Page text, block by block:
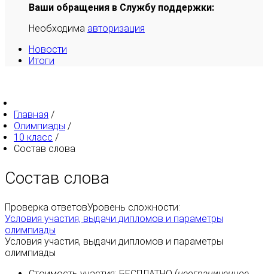
Ваши обращения в Службу поддержки:
Необходима авторизация
Новости
Итоги
Главная /
Олимпиады /
10 класс /
Состав слова
Состав слова
Проверка ответовУровень сложности:
Условия участия, выдачи дипломов и параметры
олимпиады
Условия участия, выдачи дипломов и параметры
олимпиады